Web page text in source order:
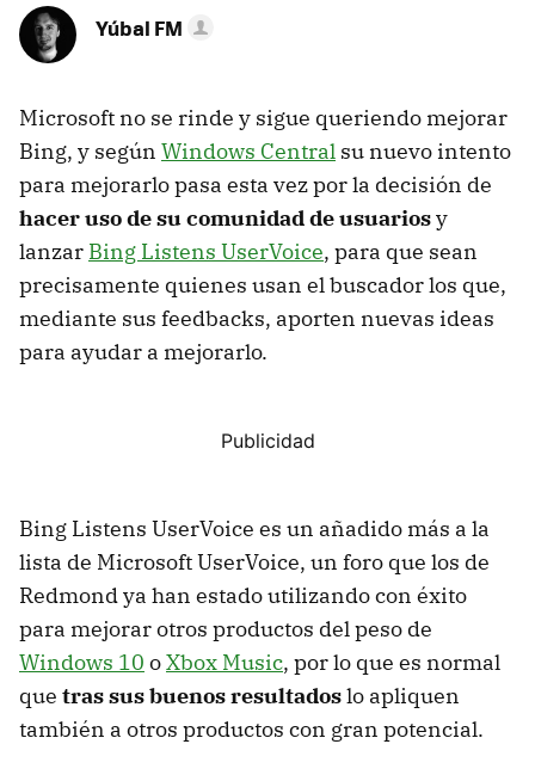
Yúbal FM
Microsoft no se rinde y sigue queriendo mejorar
Bing, y según Windows Central su nuevo intento
para mejorarlo pasa esta vez por la decisión de
hacer uso de su comunidad de usuariosy
lanzar Bing Listens UserVoice, para que sean
precisamente quienes usan el buscador los que,
mediante sus feedbacks, aporten nuevas ideas
para ayudar a mejorarlo.
Bing Listens UserVoice es un añadido más a la
lista de Microsoft UserVoice, un foro que los de
Redmond ya han estado utilizando con éxito
para mejorar otros productos del peso de
Windows 10 oXbox Music, por lo que es normal
que tras sus buenos resultadoslo apliquen
también a otros productos con gran potencial.